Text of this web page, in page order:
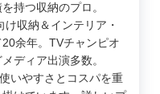
持つ収納のプロ。
収納＆インテリア・
余年。TVチャンピオ
ディア出演多数。
いやすさとコスパを重